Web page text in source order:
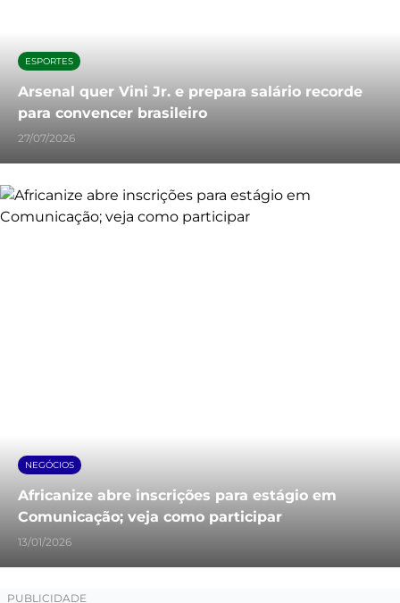
ESPORTES
Arsenal quer Vini Jr. e prepara salário recorde
para convencer brasileiro
27/07/2026
NEGÓCIOS
Africanize abre inscrições para estágio em
Comunicação; veja como participar
13/01/2026